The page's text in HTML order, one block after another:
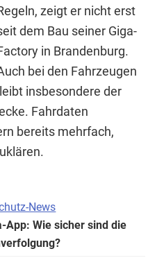
zeigt er nicht erst
dem Bau seiner Giga-
in Brandenburg.
bei den Fahrzeugen
insbesondere der
Fahrdaten
bereits mehrfach,
News
App: Wie sicher sind die